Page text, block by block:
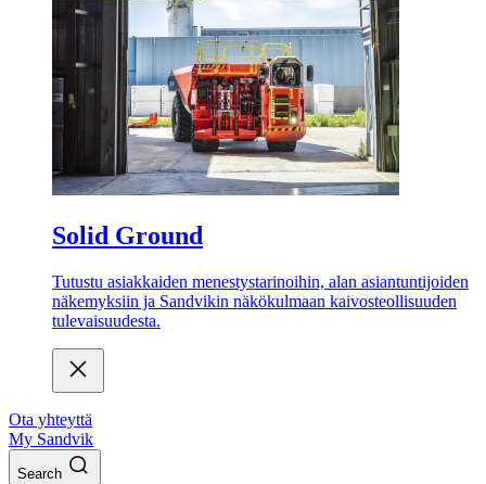
Solid Ground
Tutustu asiakkaiden menestystarinoihin, alan asiantuntijoiden
näkemyksiin ja Sandvikin näkökulmaan kaivosteollisuuden
tulevaisuudesta.
Ota yhteyttä
My Sandvik
Search